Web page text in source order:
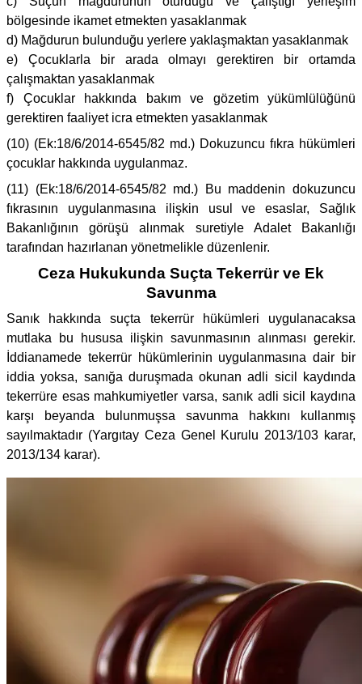
bölgesinde ikamet etmekten yasaklanmak
d) Mağdurun bulunduğu yerlere yaklaşmaktan yasaklanmak
e) Çocuklarla bir arada olmayı gerektiren bir ortamda
çalışmaktan yasaklanmak
f) Çocuklar hakkında bakım ve gözetim yükümlülüğünü
gerektiren faaliyet icra etmekten yasaklanmak
(10) (Ek:18/6/2014-6545/82 md.) Dokuzuncu fıkra hükümleri
çocuklar hakkında uygulanmaz.
(11) (Ek:18/6/2014-6545/82 md.) Bu maddenin dokuzuncu
fıkrasının uygulanmasına ilişkin usul ve esaslar, Sağlık
Bakanlığının görüşü alınmak suretiyle Adalet Bakanlığı
tarafından hazırlanan yönetmelikle düzenlenir.
Ceza Hukukunda Suçta Tekerrür ve Ek
Savunma
Sanık hakkında suçta tekerrür hükümleri uygulanacaksa
mutlaka bu hususa ilişkin savunmasının alınması gerekir.
İddianamede tekerrür hükümlerinin uygulanmasına dair bir
iddia yoksa, sanığa duruşmada okunan adli sicil kaydında
tekerrüre esas mahkumiyetler varsa, sanık adli sicil kaydına
karşı beyanda bulunmuşsa savunma hakkını kullanmış
sayılmaktadır (Yargıtay Ceza Genel Kurulu 2013/103 karar,
2013/134 karar).